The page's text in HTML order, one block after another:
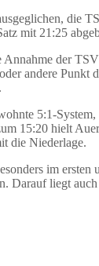
die
mit 21:25
der
andere Punkt
5:1-
15:20 hielt
die Niederlage.
im
liegt